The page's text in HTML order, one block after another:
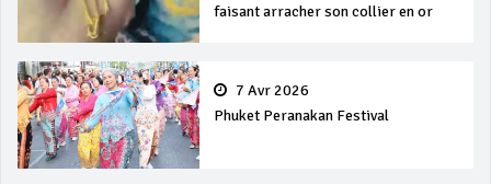
faisant arracher son collier en or
7 Avr 2026
Phuket Peranakan Festival